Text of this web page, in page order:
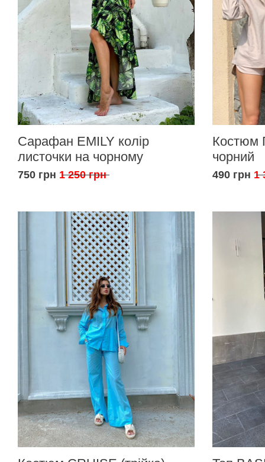
Сарафан EMILY колір
листочки на чорному
750 грн 1 250 грн
Костюм
чорний
490 грн 1